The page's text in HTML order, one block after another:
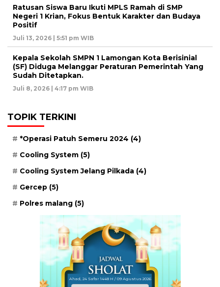
Ratusan Siswa Baru Ikuti MPLS Ramah di SMP
Negeri 1 Krian, Fokus Bentuk Karakter dan Budaya
Positif
Juli 13, 2026 | 5:51 pm WIB
Kepala Sekolah SMPN 1 Lamongan Kota Berisinial
(SF) Diduga Melanggar Peraturan Pemerintah Yang
Sudah Ditetapkan.
Juli 8, 2026 | 4:17 pm WIB
TOPIK TERKINI
*Operasi Patuh Semeru 2024 (4)
Cooling System (5)
Cooling System Jelang Pilkada (4)
Gercep (5)
Polres malang (5)
Ahad, 24 Safar 1448 H / 09 Agustus 2026